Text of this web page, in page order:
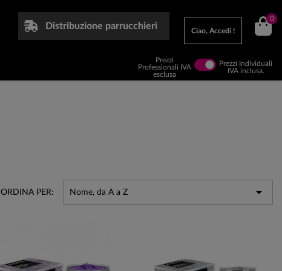
Distribuzione parrucchieri
Ciao, Accedi !
0
Prezzi
Professionali IVA
esclusa
Prezzi Individuali
IVA inclusa.
ORDINA PER: Nome, da A a Z 